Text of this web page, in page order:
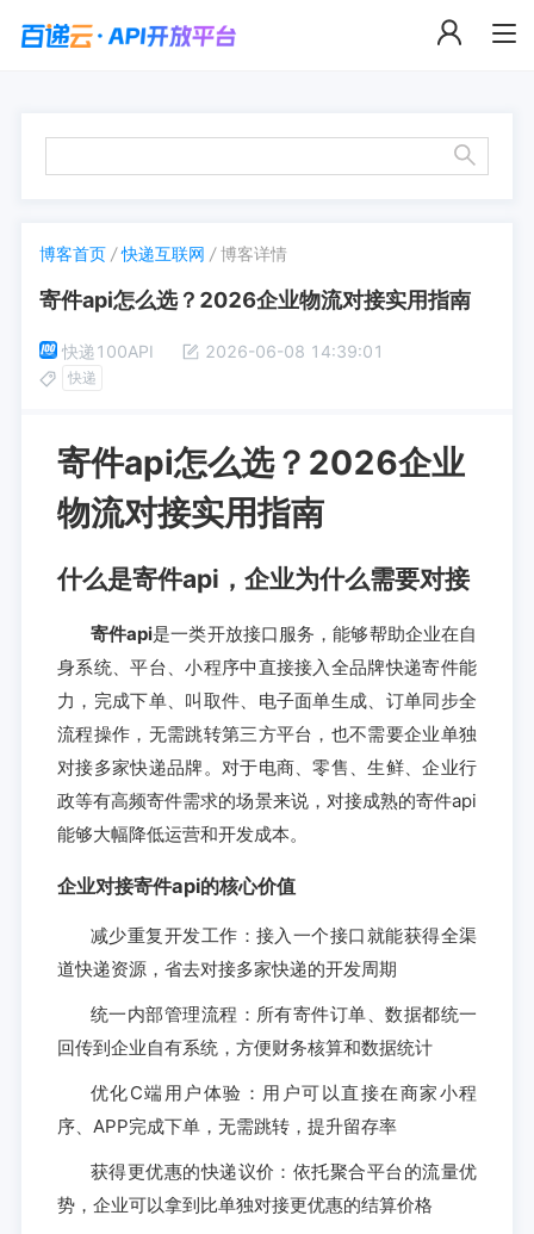
博客首页 /快递互联网 /博客详情
寄件api怎么选？2026企业物流对接实用指南
快递100API 2026-06-08 14:39:01
快递
寄件api怎么选？2026企业
物流对接实用指南
什么是寄件api，企业为什么需要对接
寄件api是一类开放接口服务，能够帮助企业在自
身系统、平台、小程序中直接接入全品牌快递寄件能
力，完成下单、叫取件、电子面单生成、订单同步全
流程操作，无需跳转第三方平台，也不需要企业单独
对接多家快递品牌。对于电商、零售、生鲜、企业行
政等有高频寄件需求的场景来说，对接成熟的寄件api
能够大幅降低运营和开发成本。
企业对接寄件api的核心价值
减少重复开发工作：接入一个接口就能获得全渠
道快递资源，省去对接多家快递的开发周期
统一内部管理流程：所有寄件订单、数据都统一
回传到企业自有系统，方便财务核算和数据统计
优化C端用户体验：用户可以直接在商家小程
序、APP完成下单，无需跳转，提升留存率
获得更优惠的快递议价：依托聚合平台的流量优
势，企业可以拿到比单独对接更优惠的结算价格